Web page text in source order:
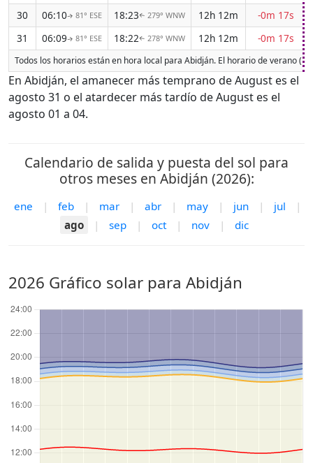
30
06:10↑ 81° ESE 18:23↑ 279° WNW 12h 12m
-0m 17s
31
06:09↑ 81° ESE 18:22↑ 278° WNW 12h 12m -0m 17s
Todos los horarios están en hora local para Abidján. El horario de verano
En Abidján, el amanecer más temprano de August es el
agosto 31 o el atardecer más tardío de August es el
agosto 01 a 04.
Calendario de salida y puesta del sol para
otros meses en Abidján (2026):
ene | feb | mar | abr | may | jun | jul
|
ago
| sep | oct | nov | dic
2026 Gráfico solar para Abidján